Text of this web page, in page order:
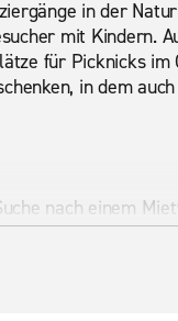
in der
mit Kindern.
für Picknicks
in dem
nach einem
und